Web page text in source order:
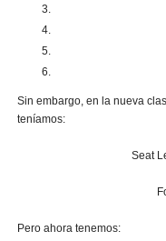
Sin embargo, en la nueva
teníamos:
Seat
Pero ahora tenemos: